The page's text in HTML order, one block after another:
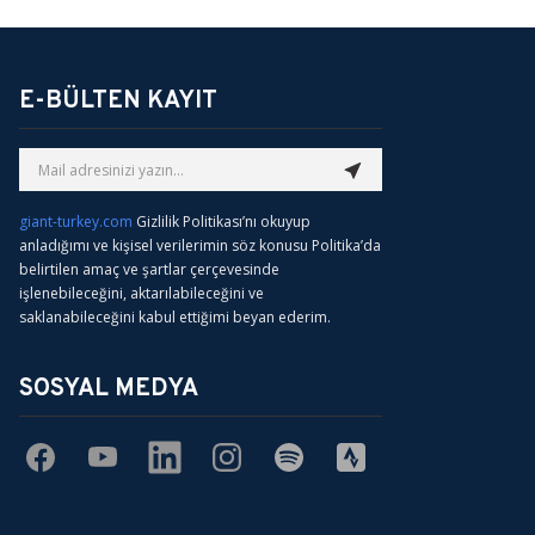
E-BÜLTEN KAYIT
giant-turkey.com Gizlilik Politikası’nı okuyup
anladığımı ve kişisel verilerimin söz konusu Politika’da
belirtilen amaç ve şartlar çerçevesinde
işlenebileceğini, aktarılabileceğini ve
saklanabileceğini kabul ettiğimi beyan ederim.
SOSYAL MEDYA